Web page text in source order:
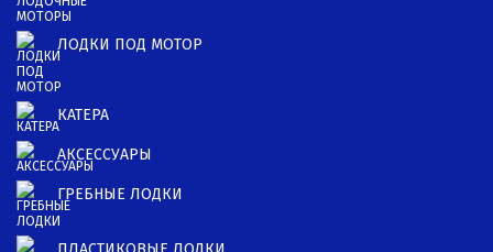
ЛОДКИ ПОД МОТОР
КАТЕРА
АКСЕССУАРЫ
ГРЕБНЫЕ ЛОДКИ